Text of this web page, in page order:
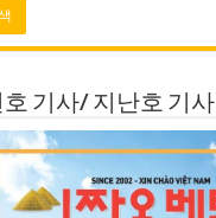
기사/ 지난호 기사